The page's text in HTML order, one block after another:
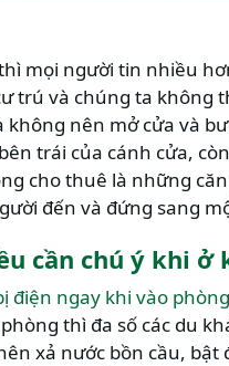
mọi người tin nhiều
trú và chúng ta không
không nên mở cửa và
trái của cánh cửa,
cho thuê là những
đến và đứng sang
cần chú ý khi ở
điện ngay khi vào phòng
thì đa số các du
xả nước bồn cầu,